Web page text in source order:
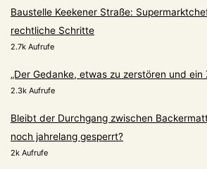
Baustelle Keekener Straße:
rechtliche Schritte
2.7k Aufrufe
„Der Gedanke, etwas zu zerstören und ein
2.3k Aufrufe
Bleibt der Durchgang zwischen
noch jahrelang gesperrt?
2k Aufrufe